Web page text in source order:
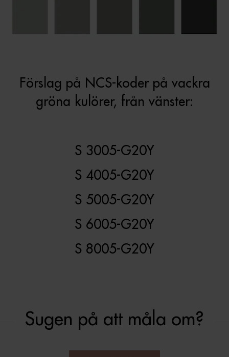
Förslag på NCS-koder på vackra
gröna kulörer, från vänster:
S 3005-G20Y
S 4005-G20Y
S 5005-G20Y
S 6005-G20Y
S 8005-G20Y
Sugen på att måla om?